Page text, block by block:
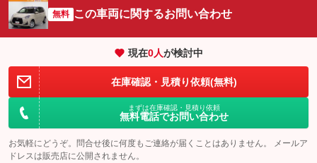
無料 この車両に関するお問い合わせ
現在0人が検討中
在庫確認・見積り依頼(無料)
まずは在庫確認・見積り依頼
無料電話でお問い合わせ
お気軽にどうぞ。問合せ後に何度もご連絡が届くことはありません。 メールア
ドレスは販売店に公開されません。